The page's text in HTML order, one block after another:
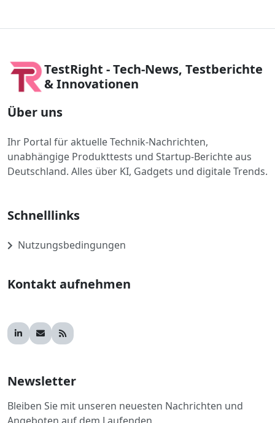
TestRight - Tech-News, Testberichte
& Innovationen
Über uns
Ihr Portal für aktuelle Technik-Nachrichten,
unabhängige Produkttests und Startup-Berichte aus
Deutschland. Alles über KI, Gadgets und digitale Trends.
Schnelllinks
Nutzungsbedingungen
Kontakt aufnehmen
Newsletter
Bleiben Sie mit unseren neuesten Nachrichten und